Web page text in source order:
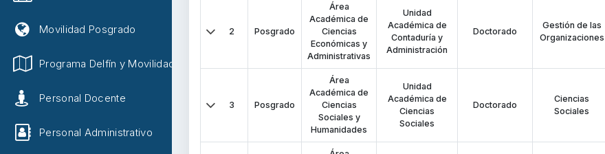
Movilidad Posgrado
Programa Delfín y Movilidad
Personal Docente
Personal Administrativo
2 Posgrado
Área
Académica de
Ciencias
Económicas y
Administrativas
Unidad
Académica de
Contaduría y
Administración
Doctorado
Gestión de las
Organizaciones
3 Posgrado
Área
Académica de
Ciencias
Sociales y
Humanidades
Unidad
Académica de
Ciencias
Sociales
Doctorado
Ciencias
Sociales